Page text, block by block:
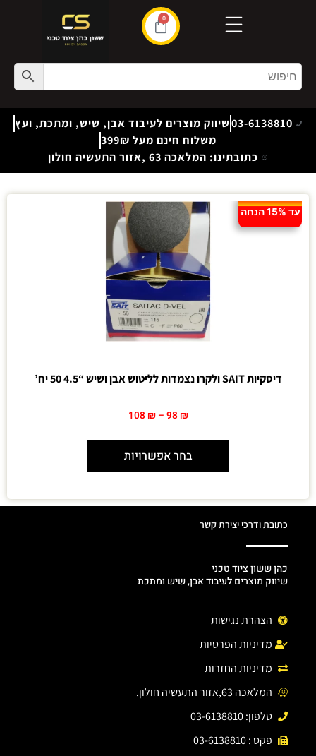
0
03-6138810שיווק מוצרים לעיבוד אבן, שיש, ומתכת, ועץ
משלוח חינם מעל 399₪
כתובתינו: המלאכה 63 ,אזור התעשיה חולון
עד 15% הנחה
דיסקיות SAIT ולקרו נצמדות לליטוש אבן ושיש “4.5 50 יח’
98 ₪
–
108 ₪
בחר אפשרויות
כתובת ודרכי יצירת קשר
כהן ששון ציוד טכני
שיווק מוצרים לעיבוד אבן, שיש ומתכת
הצהרת נגישות
מדיניות הפרטיות
מדיניות החזרות
המלאכה 63,אזור התעשיה חולון.
טלפון: 03-6138810
פקס : 03-6138810